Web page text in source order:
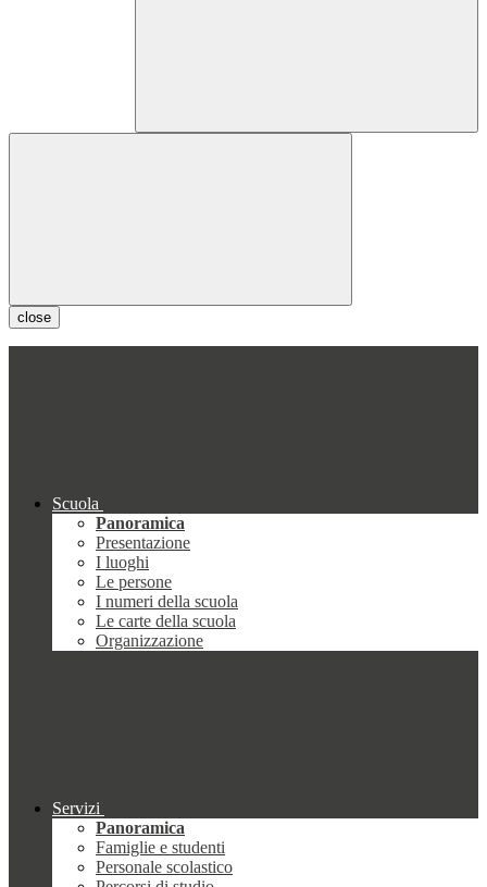
close
Scuola
Panoramica
Presentazione
I luoghi
Le persone
I numeri della scuola
Le carte della scuola
Organizzazione
Servizi
Panoramica
Famiglie e studenti
Personale scolastico